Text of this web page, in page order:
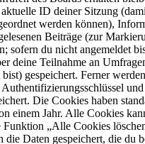
ID deiner Sitzung
werden können),
Beiträge (zur
sofern du nicht angemeldet
deine Teilnahme an
gespeichert. Ferner
Die Cookies haben
einem Jahr. Alle Cookies
Funktion „Alle Cookies
die Daten gespeichert, die du